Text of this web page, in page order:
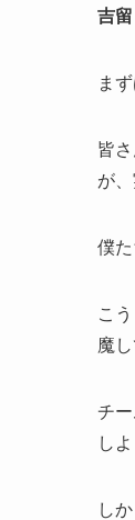
吉
ま
皆
が
僕
こ
魔
チ
し
し